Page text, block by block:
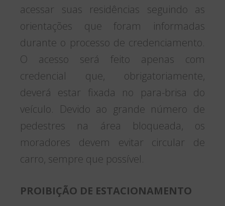
acessar suas residências seguindo as
orientações que foram informadas
durante o processo de credenciamento.
O acesso será feito apenas com
credencial que, obrigatoriamente,
deverá estar fixada no para-brisa do
veículo. Devido ao grande número de
pedestres na área bloqueada, os
moradores devem evitar circular de
carro, sempre que possível.
PROIBIÇÃO DE ESTACIONAMENTO